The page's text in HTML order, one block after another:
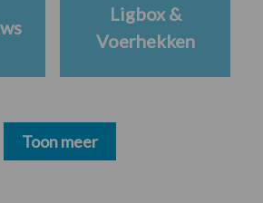
Ligbox &
Voerhekken
Toon meer